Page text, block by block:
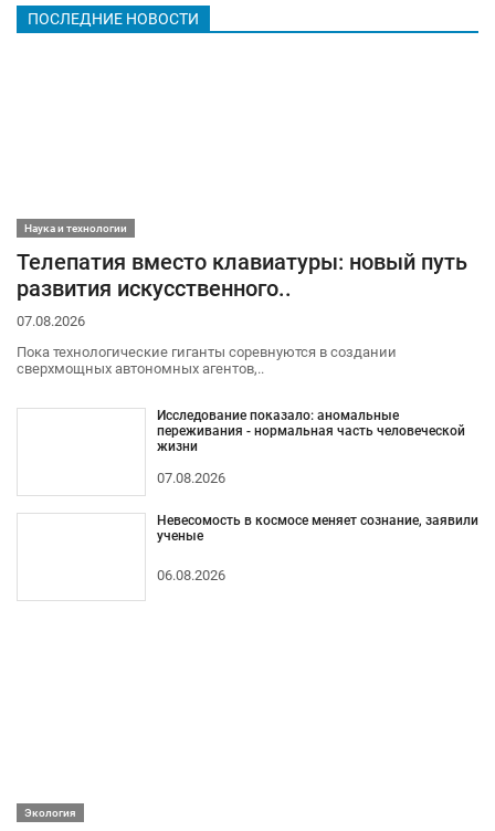
ПОСЛЕДНИЕ НОВОСТИ
Наука и технологии
Телепатия вместо клавиатуры: новый путь
развития искусственного..
07.08.2026
Пока технологические гиганты соревнуются в создании
сверхмощных автономных агентов,..
Исследование показало: аномальные
переживания - нормальная часть человеческой
жизни
07.08.2026
Невесомость в космосе меняет сознание, заявили
ученые
06.08.2026
Экология